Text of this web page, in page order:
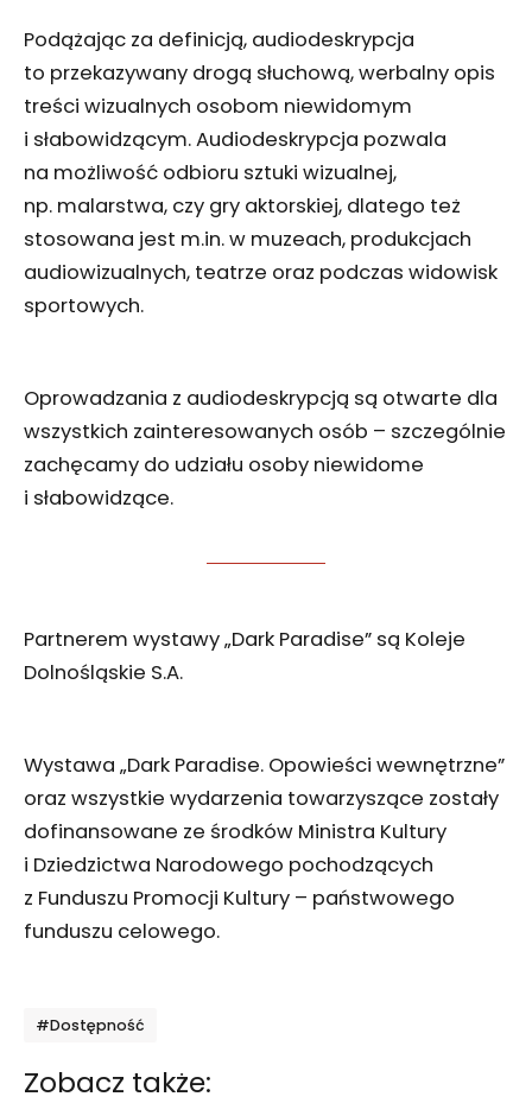
Podążając za definicją, audiodeskrypcja
to przekazywany drogą słuchową, werbalny opis
treści wizualnych osobom niewidomym
i słabowidzącym. Audiodeskrypcja pozwala
na możliwość odbioru sztuki wizualnej,
np. malarstwa, czy gry aktorskiej, dlatego też
stosowana jest m.in. w muzeach, produkcjach
audiowizualnych, teatrze oraz podczas widowisk
sportowych.
Oprowadzania z audiodeskrypcją są otwarte dla
wszystkich zainteresowanych osób – szczególnie
zachęcamy do udziału osoby niewidome
i słabowidzące.
Partnerem wystawy „Dark Paradise” są Koleje
Dolnośląskie S.A.
Wystawa „Dark Paradise. Opowieści wewnętrzne”
oraz wszystkie wydarzenia towarzyszące zostały
dofinansowane ze środków Ministra Kultury
i Dziedzictwa Narodowego pochodzących
z Funduszu Promocji Kultury – państwowego
funduszu celowego.
#Dostępność
Zobacz także: